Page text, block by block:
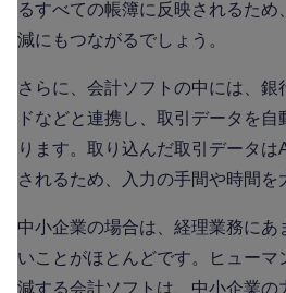
るすべての帳簿に反映されるた
減にもつながるでしょう。
さらに、会計ソフトの中には、
ドなどと連携し、取引データを
ります。取り込んだ取引データは
されるため、入力の手間や時間を
中小企業の場合は、経理業務にあ
いことがほとんどです。ヒューマ
減する会計ソフトは、中小企業の